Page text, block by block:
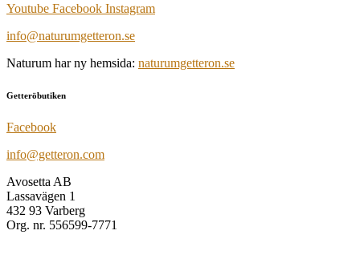
Youtube Facebook Instagram
info@naturumgetteron.se
Naturum har ny hemsida: naturumgetteron.se
Getteröbutiken
Facebook
info@getteron.com
Avosetta AB
Lassavägen 1
432 93 Varberg
Org. nr. 556599-7771